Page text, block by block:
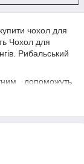
чохол для
Чохол для
Рибальський
допоможуть
При падінні він
З вигляду він